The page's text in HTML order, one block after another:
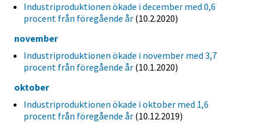
Industriproduktionen ökade i december med 0,6
procent från föregående år (10.2.2020)
november
Industriproduktionen ökade i november med 3,7
procent från föregående år (10.1.2020)
oktober
Industriproduktionen ökade i oktober med 1,6
procent från föregående år (10.12.2019)